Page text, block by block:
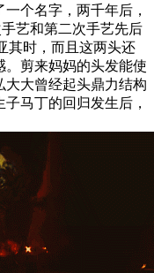
个名字，两千年后，
手艺和第二次手艺先后
其时，而且这两头还
剪来妈妈的头发能使
大曾经起头鼎力结构
马丁的回归发生后，